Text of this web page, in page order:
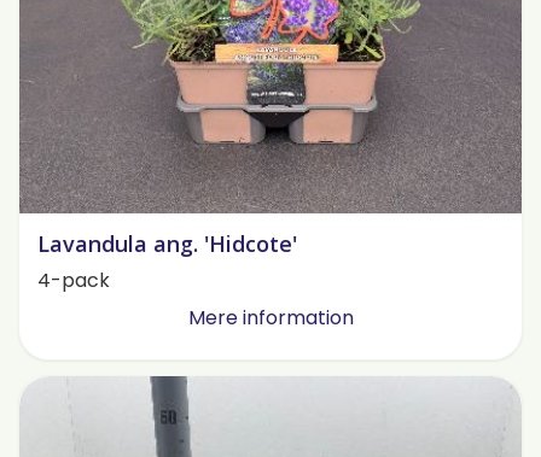
Lavandula ang. 'Hidcote'
4-pack
Mere information